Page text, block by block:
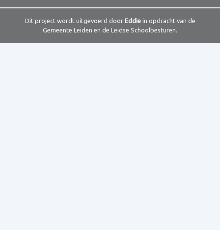
Dit project wordt uitgevoerd door Eddiein opdracht van de
Gemeente Leiden en de Leidse Schoolbesturen.